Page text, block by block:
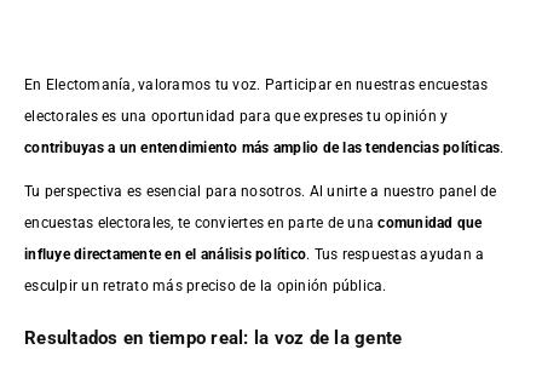
En Electomanía, valoramos tu voz. Participar en nuestras encuestas
electorales es una oportunidad para que expreses tu opinión y
contribuyas a un entendimiento más amplio de las tendencias políticas.
Tu perspectiva es esencial para nosotros. Al unirte a nuestro panel de
encuestas electorales, te conviertes en parte de unacomunidad que
influye directamente en el análisis político. Tus respuestas ayudan a
esculpir un retrato más preciso de la opinión pública.
Resultados en tiempo real: la voz de la gente